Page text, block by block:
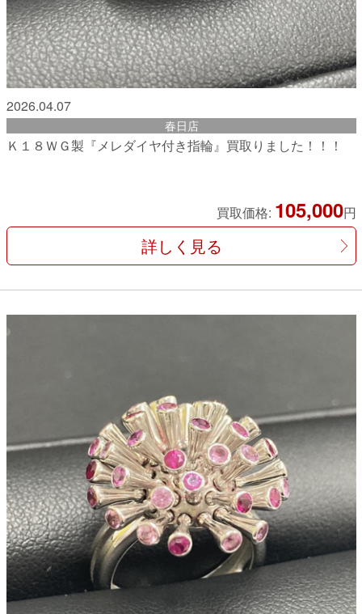
2026.04.07
春日店
Ｋ１８ＷＧ製『メレダイヤ付き指輪』買取りました！！！
買取価格: 105,000円
詳しく見る